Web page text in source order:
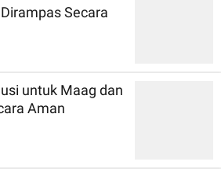
Secara
untuk Maag dan
Aman